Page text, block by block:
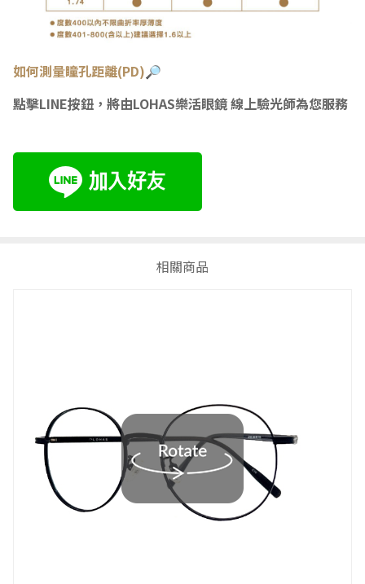
如何測量瞳孔距離(PD)🔎
點擊LINE按鈕，將由LOHAS樂活眼鏡 線上驗光師為您服務
相關商品